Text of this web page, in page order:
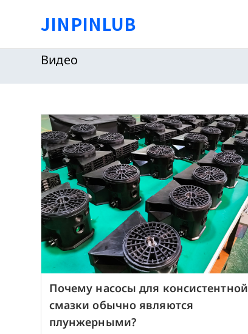
содержимомуJINPINLUB
Видео
Почему насосы для консистентной
смазки обычно являются
плунжерными?